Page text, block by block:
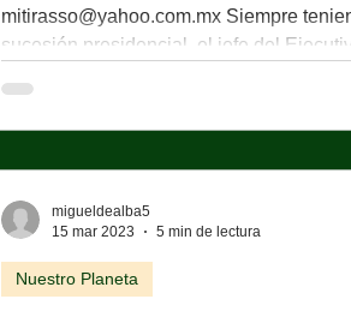
mitirasso@yahoo.com.mx Siempre
sucesión presidencial, el jefe del
Nuestro Planeta
migueldealba5
15 mar 2023
5 min de lectura